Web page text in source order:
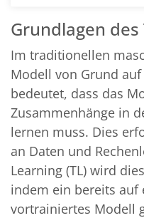
Grundlagen
Im traditionellen
Modell von Grund
bedeutet, dass das
Zusammenhänge in
lernen muss. Dies
an Daten und
Learning (TL) wird
indem ein bereits auf
vortrainiertes Modell